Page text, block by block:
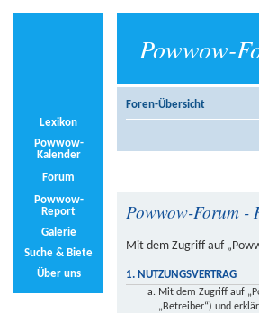
Powwow-
Lexikon
Powwow-
Kalender
Forum
Powwow-
Report
Galerie
Suche & Biete
Über uns
Foren-Übersicht
Powwow-Forum -
Mit dem Zugriff auf
1. NUTZUNGSVERTRAG
Mit dem Zugriff auf
„Betreiber“) und